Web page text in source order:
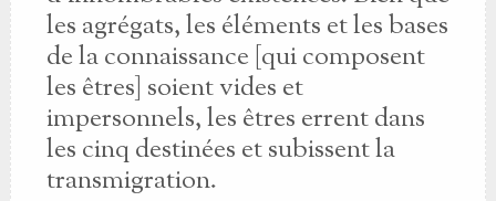
les agrégats, les éléments et les bases
de la connaissance [qui composent
les êtres] soient vides et
impersonnels, les êtres errent dans
les cinq destinées et subissent la
transmigration.